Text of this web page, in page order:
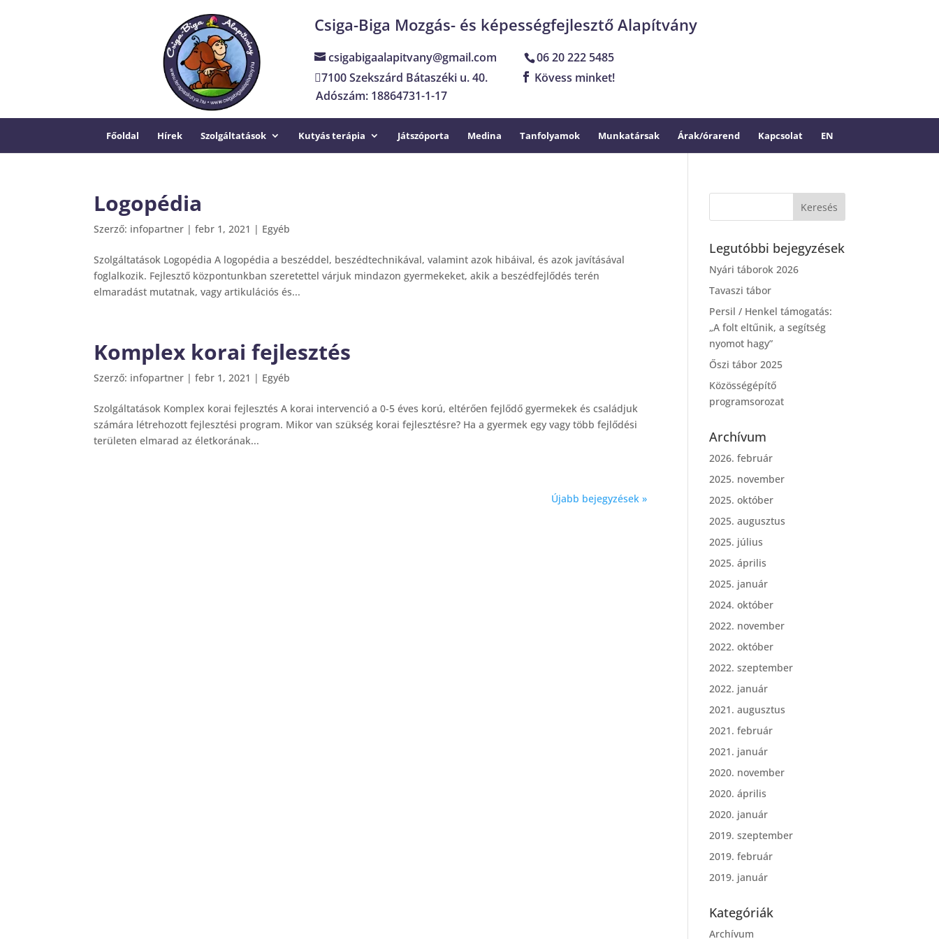
Csiga-Biga Mozgás- és képességfejlesztő Alapítvány
csigabigaalapitvany@gmail.com
06 20 222 5485
7100 Szekszárd Bátaszéki u. 40.
Kövess minket!
Adószám: 18864731-1-17
Főoldal Hírek Szolgáltatások Kutyás terápia Játszóporta Medina Tanfolyamok Munkatársak Árak/órarend Kapcsolat EN
Logopédia
Szerző: infopartner |febr 1, 2021 | Egyéb
Szolgáltatások Logopédia A logopédia a beszéddel, beszédtechnikával, valamint azok hibáival, és azok javításával
foglalkozik. Fejlesztő központunkban szeretettel várjuk mindazon gyermekeket, akik a beszédfejlődés terén
elmaradást mutatnak, vagy artikulációs és...
Komplex korai fejlesztés
Szerző: infopartner |febr 1, 2021 | Egyéb
Szolgáltatások Komplex korai fejlesztés A korai intervenció a 0-5 éves korú, eltérően fejlődő gyermekek és családjuk
számára létrehozott fejlesztési program. Mikor van szükség korai fejlesztésre? Ha a gyermek egy vagy több fejlődési
területen elmarad az életkorának...
Újabb bejegyzések »
Legutóbbi bejegyzések
Nyári táborok 2026
Tavaszi tábor
Persil / Henkel támogatás:
„A folt eltűnik, a segítség
nyomot hagy”
Őszi tábor 2025
Közösségépítő
programsorozat
Archívum
2026. február
2025. november
2025. október
2025. augusztus
2025. július
2025. április
2025. január
2024. október
2022. november
2022. október
2022. szeptember
2022. január
2021. augusztus
2021. február
2021. január
2020. november
2020. április
2020. január
2019. szeptember
2019. február
2019. január
Kategóriák
Archívum